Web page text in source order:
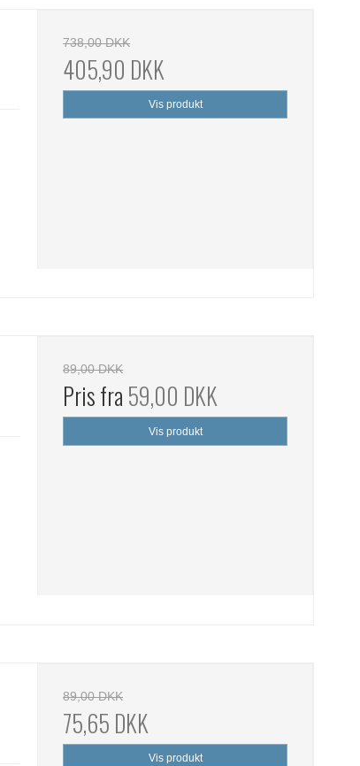
738,00 DKK
405,90 DKK
Vis produkt
89,00 DKK
Pris fra 59,00 DKK
Vis produkt
89,00 DKK
75,65 DKK
Vis produkt